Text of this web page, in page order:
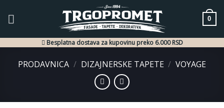
0
Besplatna dostava za kupovinu preko 6.000 RSD
PRODAVNICA / DIZAJNERSKE TAPETE / VOYAGE